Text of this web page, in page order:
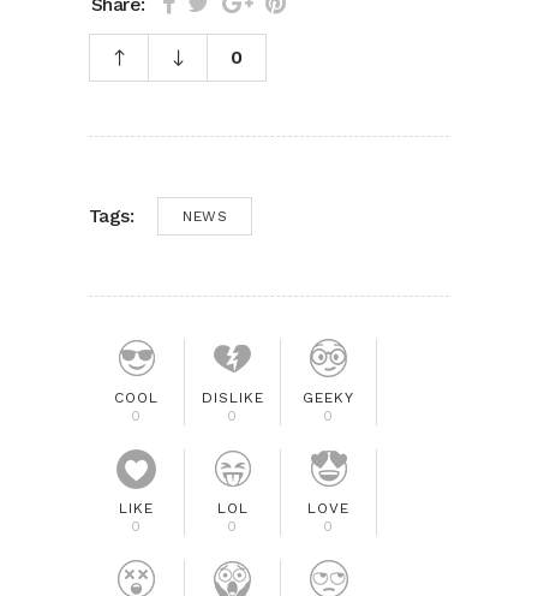
Share:
0
Tags: NEWS
COOL
0
DISLIKE
0
GEEKY
0
LIKE
0
LOL
0
LOVE
0